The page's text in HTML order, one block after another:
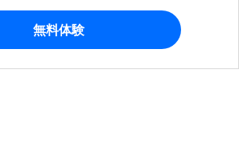
無料体験